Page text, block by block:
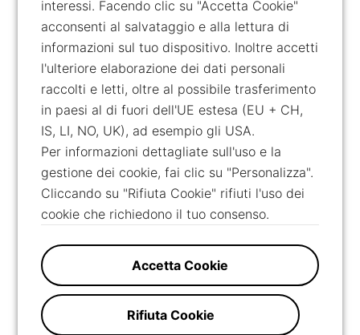
interessi. Facendo clic su "Accetta Cookie"
acconsenti al salvataggio e alla lettura di
informazioni sul tuo dispositivo. Inoltre accetti
l'ulteriore elaborazione dei dati personali
raccolti e letti, oltre al possibile trasferimento
in paesi al di fuori dell'UE estesa (EU + CH,
IS, LI, NO, UK), ad esempio gli USA.
Per informazioni dettagliate sull'uso e la
gestione dei cookie, fai clic su "Personalizza".
Cliccando su "Rifiuta Cookie" rifiuti l'uso dei
cookie che richiedono il tuo consenso.
Rifiuta Cookie
Accetta Cookie